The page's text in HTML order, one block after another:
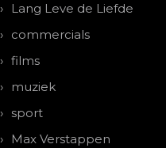
Lang Leve de Liefde
commercials
films
muziek
sport
Max Verstappen